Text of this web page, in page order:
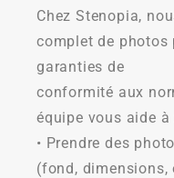
Chez Stenopia,
complet de photos
garanties de
conformité aux
équipe vous aide à
• Prendre des
(fond, dimensions,